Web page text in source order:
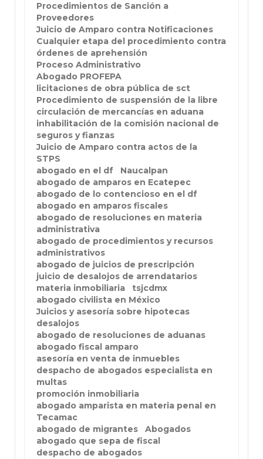
Procedimientos de Sanción a
Proveedores
Juicio de Amparo contra Notificaciones
Cualquier etapa del procedimiento contra
órdenes de aprehensión
Proceso Administrativo
Abogado PROFEPA
licitaciones de obra pública de sct
Procedimiento de suspensión de la libre
circulación de mercancías en aduana
inhabilitación de la comisión nacional de
seguros y fianzas
Juicio de Amparo contra actos de la
STPS
abogado en el df
Naucalpan
abogado de amparos en Ecatepec
abogado de lo contencioso en el df
abogado en amparos fiscales
abogado de resoluciones en materia
administrativa
abogado de procedimientos y recursos
administrativos
abogado de juicios de prescripción
juicio de desalojos de arrendatarios
materia inmobiliaria
tsjcdmx
abogado civilista en México
Juicios y asesoría sobre hipotecas
desalojos
abogado de resoluciones de aduanas
abogado fiscal amparo
asesoría en venta de inmuebles
despacho de abogados especialista en
multas
promoción inmobiliaria
abogado amparista en materia penal en
Tecamac
abogado de migrantes
Abogados
abogado que sepa de fiscal
despacho de abogados